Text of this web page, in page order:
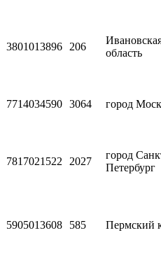
3801013896 206
область
7714034590 3064 город
7817021522 2027
город
Петербург
5905013608 585 Пермский